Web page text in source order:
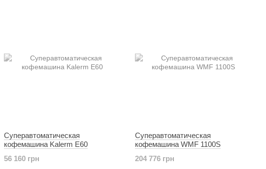
Суперавтоматическая
кофемашина Kalerm E60
56 160 грн
Суперавтоматическая
кофемашина WMF 1100S
204 776 грн